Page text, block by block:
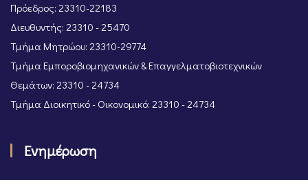
Πρόεδρος: 23310-22183
Διευθυντής: 23310 - 25470
Τμήμα Μητρώου: 23310-29774
Τμήμα Εμποροβιομηχανικών & Επαγγελματοβιοτεχνικών
Θεμάτων: 23310 - 24734
Τμήμα Διοικητικό - Οικονομικό: 23310 - 24734
Ενημέρωση